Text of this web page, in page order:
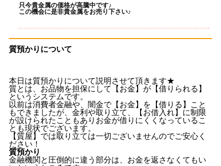
只今貴金属の価格が高騰中です♪
この機会に是非貴金属をお売り下さい♪
質預かりについて
本日は質預かりについて説明させて頂きます★
質とは、お品物を担保にして【お金】が【借りられる】
というシステムです。
以前は消費者金融や、闇金で【お金】を【借りる】こと
もできましたが、金利や取り立て、【お借入れ】に制限
が設けられたこともありお金が借りにくくなっているこ
とも現状でございます。
【質屋】では取り立ては一切ございませんのでご安心く
ださい！
質預かり
金融機関と圧倒的に違う部分は、お金を返さなくてもい